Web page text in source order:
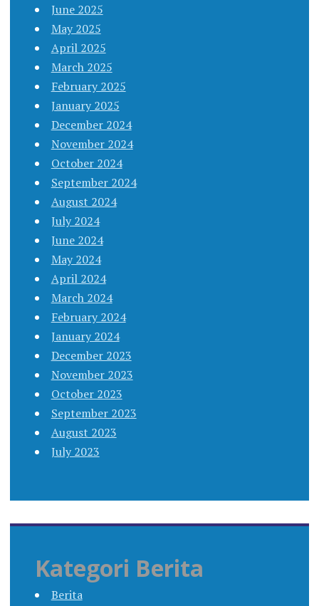
June 2025
May 2025
April 2025
March 2025
February 2025
January 2025
December 2024
November 2024
October 2024
September 2024
August 2024
July 2024
June 2024
May 2024
April 2024
March 2024
February 2024
January 2024
December 2023
November 2023
October 2023
September 2023
August 2023
July 2023
Kategori Berita
Berita